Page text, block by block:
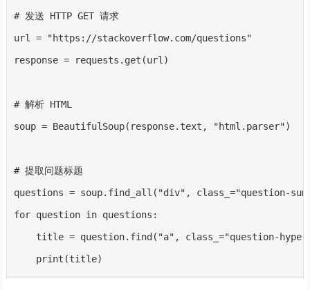
# 发送 HTTP GET 请求
url = "https://stackoverflow.com/questions"
response = requests.get(url)
# 解析 HTML
soup = BeautifulSoup(response.text, "html.parser")
# 提取问题标题
questions = soup.find_all("div", class_="question-
for question in questions:
title = question.find("a", class_="question-
    print(title)